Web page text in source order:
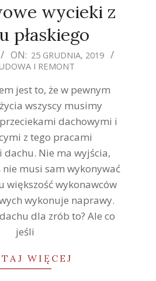
wycieki z
płaskiego
ON: 25 GRUDNIA, 2019
I REMONT
jest to, że w pewnym
wszyscy musimy
dachowymi i
z tego pracami
dachu. Nie ma wyjścia,
musi sam wykonywać
większość wykonawców
wykonuje naprawy.
dla zrób to? Ale co
jeśli
WIĘCEJ